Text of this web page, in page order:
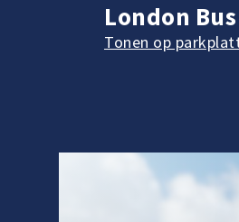
London Bus
Tonen op